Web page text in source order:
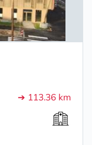
➔ 113.36 km